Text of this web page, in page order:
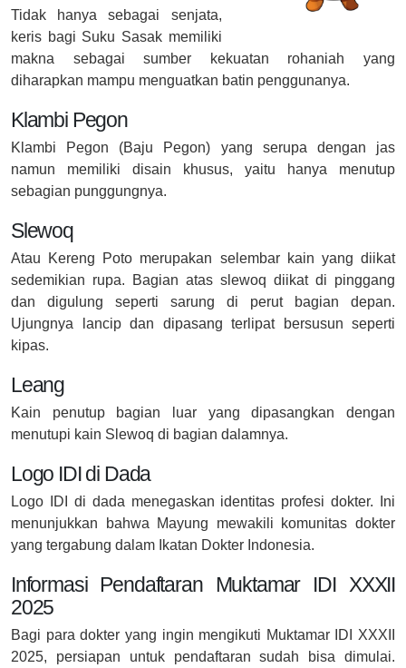
Tidak hanya sebagai senjata,
keris bagi Suku Sasak memiliki
makna sebagai sumber kekuatan rohaniah yang
diharapkan mampu menguatkan batin penggunanya.
Klambi Pegon
Klambi Pegon (Baju Pegon) yang serupa dengan jas
namun memiliki disain khusus, yaitu hanya menutup
sebagian punggungnya.
Slewoq
Atau Kereng Poto merupakan selembar kain yang diikat
sedemikian rupa. Bagian atas slewoq diikat di pinggang
dan digulung seperti sarung di perut bagian depan.
Ujungnya lancip dan dipasang terlipat bersusun seperti
kipas.
Leang
Kain penutup bagian luar yang dipasangkan dengan
menutupi kain Slewoq di bagian dalamnya.
Logo IDI di Dada
Logo IDI di dada menegaskan identitas profesi dokter. Ini
menunjukkan bahwa Mayung mewakili komunitas dokter
yang tergabung dalam Ikatan Dokter Indonesia.
Informasi Pendaftaran Muktamar IDI XXXII
2025
Bagi para dokter yang ingin mengikuti Muktamar IDI XXXII
2025, persiapan untuk pendaftaran sudah bisa dimulai.